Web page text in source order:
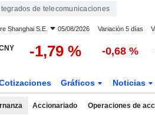
de telecomunicaciones
Shanghai S.E. 05/08/2026 Variación 5 días
-1,79 % -0,68 %
Gráficos Noticias
Accionariado Operaciones de